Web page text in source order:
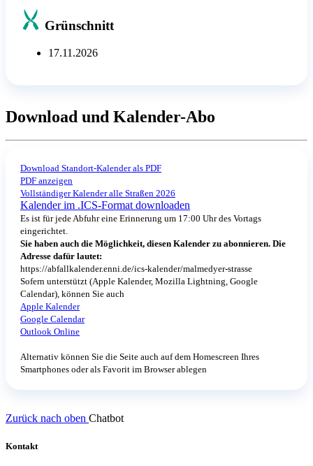
Grünschnitt
17.11.2026
Download und Kalender-Abo
Download Standort-Kalender als PDF
PDF anzeigen
Vollständiger Kalender alle Straßen 2026
Kalender im .ICS-Format downloaden
Es ist für jede Abfuhr eine Erinnerung um 17:00 Uhr des Vortags
eingerichtet.
Sie haben auch die Möglichkeit, diesen Kalender zu abonnieren. Die
Adresse dafür lautet:
https://abfallkalender.enni.de/ics-kalender/malmedyer-strasse
Sofern unterstützt (Apple Kalender, Mozilla Lightning, Google
Calendar), können Sie auch
Apple Kalender
Google Calendar
Outlook Online
Alternativ können Sie die Seite auch auf dem Homescreen Ihres
Smartphones oder als Favorit im Browser ablegen
Zurück nach oben Chatbot
Kontakt